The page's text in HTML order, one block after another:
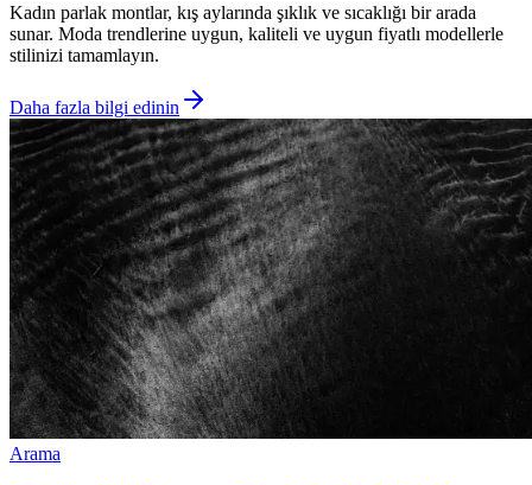
Kadın parlak montlar, kış aylarında şıklık ve sıcaklığı bir arada
sunar. Moda trendlerine uygun, kaliteli ve uygun fiyatlı modellerle
stilinizi tamamlayın.
Daha fazla bilgi edinin
Arama